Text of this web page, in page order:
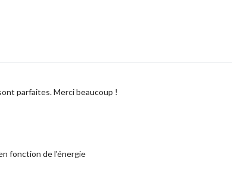
parfaites. Merci beaucoup !
fonction de l'énergie